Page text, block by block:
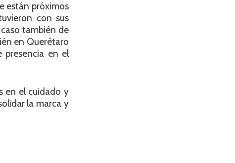
están próximos
con sus
también de
en Querétaro
en el
en el cuidado y
la marca y